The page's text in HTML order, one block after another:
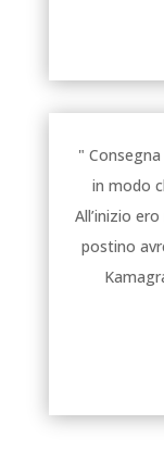
"
in modo
All’inizio
postino